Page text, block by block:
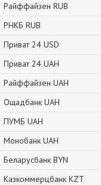
Райффайзен RUB
РНКБ RUB
Приват 24 USD
Приват 24 UAH
Райффайзен UAH
Ощадбанк UAH
ПУМБ UAH
Монобанк UAH
Беларусбанк BYN
Казкоммерцбанк KZT